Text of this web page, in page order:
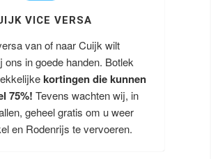
VICE VERSA
van of naar Cuijk wilt
ons in goede handen. Botlek
kortingen die kunnen
75%!Tevens wachten wij, in
geheel gratis om u weer
en Rodenrijs te vervoeren.